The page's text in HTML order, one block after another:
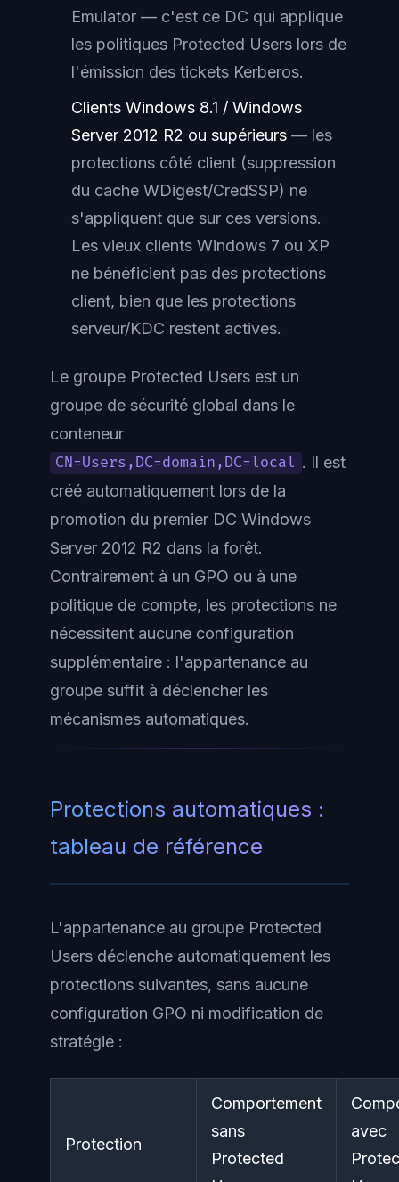
Emulator — c'est ce DC qui applique
les politiques Protected Users lors de
l'émission des tickets Kerberos.
Clients Windows 8.1 / Windows
Server 2012 R2 ou supérieurs — les
protections côté client (suppression
du cache WDigest/CredSSP) ne
s'appliquent que sur ces versions.
Les vieux clients Windows 7 ou XP
ne bénéficient pas des protections
client, bien que les protections
serveur/KDC restent actives.
Le groupe Protected Users est un
groupe de sécurité global dans le
conteneur
CN=Users,DC=domain,DC=local . Il est
créé automatiquement lors de la
promotion du premier DC Windows
Server 2012 R2 dans la forêt.
Contrairement à un GPO ou à une
politique de compte, les protections ne
nécessitent aucune configuration
supplémentaire : l'appartenance au
groupe suffit à déclencher les
mécanismes automatiques.
Protections automatiques :
tableau de référence
L'appartenance au groupe Protected
Users déclenche automatiquement les
protections suivantes, sans aucune
configuration GPO ni modification de
stratégie :
Protection
Comportement
sans
Protected
avec